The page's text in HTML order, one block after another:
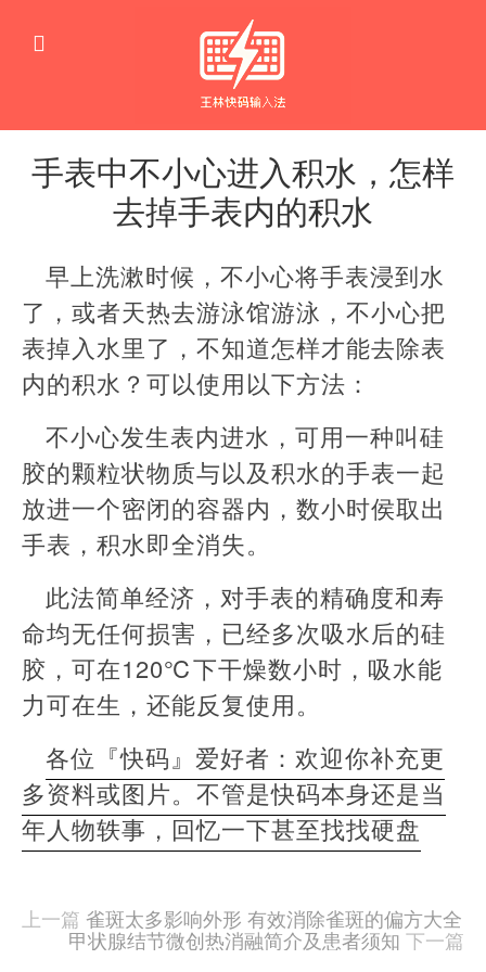
手表中不小心进入积水，怎样
去掉手表内的积水
窍
门
早上洗漱时候，不小心将手表浸到水
了，或者天热去游泳馆游泳，不小心把
表掉入水里了，不知道怎样才能去除表
内的积水？可以使用以下方法：
不小心发生表内进水，可用一种叫硅
胶的颗粒状物质与以及积水的手表一起
放进一个密闭的容器内，数小时侯取出
手表，积水即全消失。
此法简单经济，对手表的精确度和寿
命均无任何损害，已经多次吸水后的硅
胶，可在120℃下干燥数小时，吸水能
力可在生，还能反复使用。
各位『快码』爱好者：欢迎你补充更
多资料或图片。不管是快码本身还是当
年人物轶事，回忆一下甚至找找硬盘
由
羊
喜
上一篇 雀斑太多影响外形 有效消除雀斑的偏方大全
甲状腺结节微创热消融简介及患者须知 下一篇